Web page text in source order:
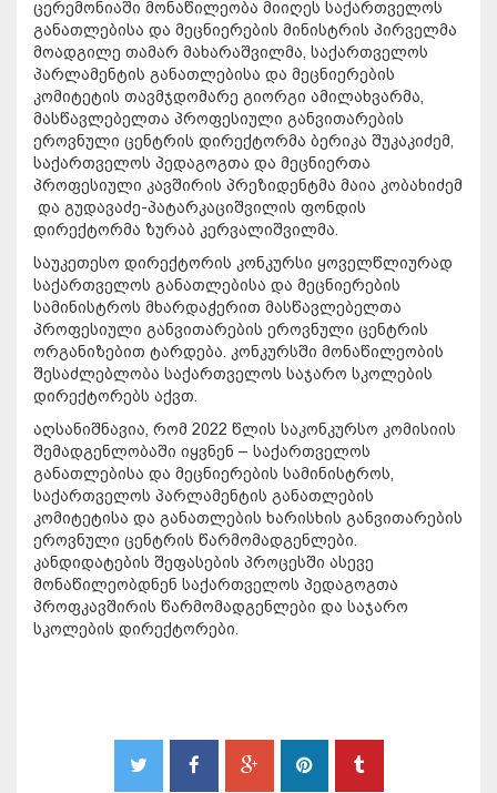
ცერემონიაში მონაწილეობა მიიღეს საქართველოს
განათლებისა და მეცნიერების მინისტრის პირველმა
მოადგილე თამარ მახარაშვილმა, საქართველოს
პარლამენტის განათლებისა და მეცნიერების
კომიტეტის თავმჯდომარე გიორგი ამილახვარმა,
მასწავლებელთა პროფესიული განვითარების
ეროვნული ცენტრის დირექტორმა ბერიკა შუკაკიძემ,
საქართველოს პედაგოგთა და მეცნიერთა
პროფესიული კავშირის პრეზიდენტმა მაია კობახიძემ
და გუდავაძე-პატარკაციშვილის ფონდის
დირექტორმა ზურაბ კერვალიშვილმა.
საუკეთესო დირექტორის კონკურსი ყოველწლიურად
საქართველოს განათლებისა და მეცნიერების
სამინისტროს მხარდაჭერით მასწავლებელთა
პროფესიული განვითარების ეროვნული ცენტრის
ორგანიზებით ტარდება. კონკურსში მონაწილეობის
შესაძლებლობა საქართველოს საჯარო სკოლების
დირექტორებს აქვთ.
აღსანიშნავია, რომ 2022 წლის საკონკურსო კომისიის
შემადგენლობაში იყვნენ – საქართველოს
განათლებისა და მეცნიერების სამინისტროს,
საქართველოს პარლამენტის განათლების
კომიტეტისა და განათლების ხარისხის განვითარების
ეროვნული ცენტრის წარმომადგენლები.
კანდიდატების შეფასების პროცესში ასევე
მონაწილეობდნენ საქართველოს პედაგოგთა
პროფკავშირის წარმომადგენლები და საჯარო
სკოლების დირექტორები.